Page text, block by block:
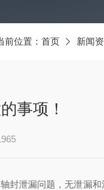
前位置： 首页 新闻
事项！
封泄漏问题，无泄漏